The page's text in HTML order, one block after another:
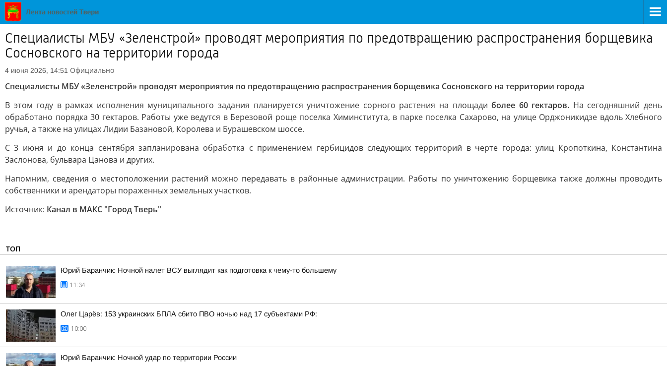
Специалисты МБУ «Зеленстрой» проводят мероприятия по предотвращению распространения борщевика
Сосновского на территории города
4 июня 2026, 14:51 Официально
Специалисты МБУ «Зеленстрой» проводят мероприятия по предотвращению распространения борщевика Сосновского на территории города
В этом году в рамках исполнения муниципального задания планируется уничтожение сорного растения на площадиболее 60 гектаров. На сегодняшний день
обработано порядка 30 гектаров. Работы уже ведутся в Березовой роще поселка Химинститута, в парке поселка Сахарово, на улице Орджоникидзе вдоль Хлебного
ручья, а также на улицах Лидии Базановой, Королева и Бурашевском шоссе.
С 3 июня и до конца сентября запланирована обработка с применением гербицидов следующих территорий в черте города: улиц Кропоткина, Константина
Заслонова, бульвара Цанова и других.
Напомним, сведения о местоположении растений можно передавать в районные администрации. Работы по уничтожению борщевика также должны проводить
собственники и арендаторы пораженных земельных участков.
Источник: Канал в МАКС "Город Тверь"
ТОП
Юрий Баранчик: Ночной налет ВСУ выглядит как подготовка к чему-то большему
11:34
Олег Царёв: 153 украинских БПЛА сбито ПВО ночью над 17 субъектами РФ:
10:00
Юрий Баранчик: Ночной удар по территории России